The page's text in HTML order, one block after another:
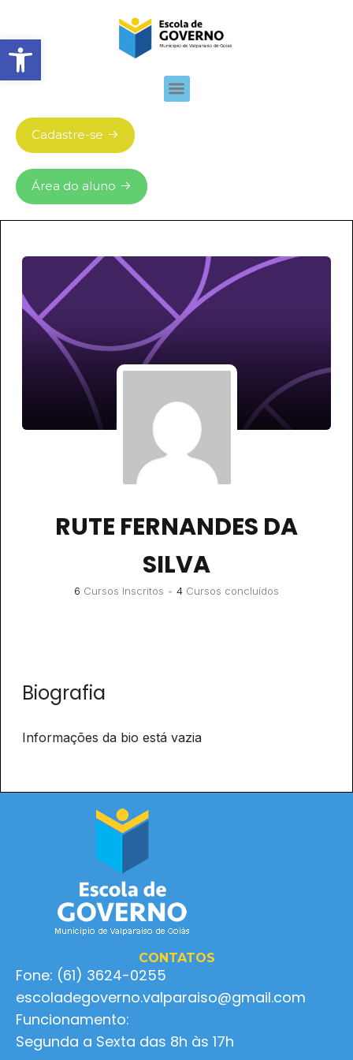
Abrir barra de ferramentas
Cadastre-se
Área do aluno
RUTE FERNANDES DA
SILVA
6 Cursos Inscritos • 4 Cursos concluídos
Biografia
Informações da bio está vazia
CONTATOS
Fone: (61) 3624-0255
escoladegoverno.valparaiso@gmail.com
Funcionamento:
Segunda a Sexta das 8h às 17h